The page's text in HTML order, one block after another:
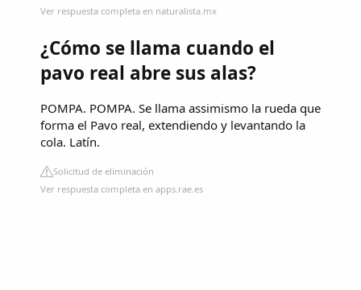
Ver respuesta completa en naturalista.mx
¿Cómo se llama cuando el
pavo real abre sus alas?
POMPA. POMPA. Se llama assimismo la rueda que
forma el Pavo real, extendiendo y levantando la
cola. Latín.
Solicitud de eliminación
Ver respuesta completa en apps.rae.es